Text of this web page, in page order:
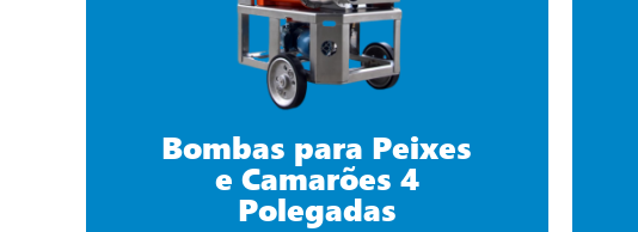
Bombas para Peixes
e Camarões 4
Polegadas